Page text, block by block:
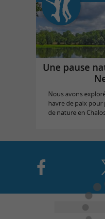
Une pause
Nous avons
havre de paix
de nature en